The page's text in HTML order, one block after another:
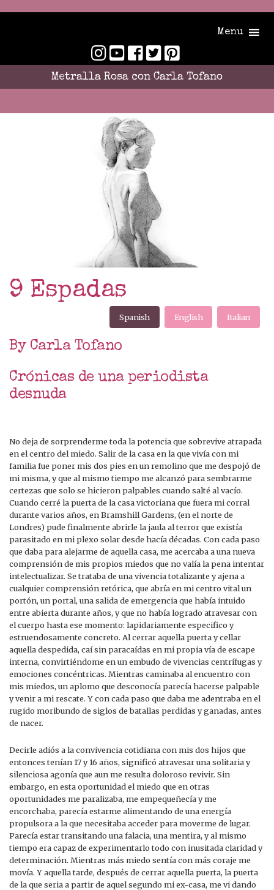
Menu
Metralla Rosa con Carla Tofano
9 Espadas
Spanish English Italian
By Carla Tofano
Crónicas de una periodista
desnuda
No deja de sorprenderme toda la potencia que sobrevive atrapada
en el centro del miedo. Salir de la casa en la que vivía con mi
familia fue poner mis dos pies en un remolino que me despojó de
mi misma, y que al mismo tiempo me alcanzó para sembrarme
certezas que solo se hicieron palpables cuando salté al vacío.
Cuando cerré la puerta de la casa victoriana que fuera mi corral
durante varios años, en Bramshill Gardens, (en el norte de
Londres) pude finalmente abrirle la jaula al terror que existía
parasitado en mi plexo solar desde hacía décadas. Con cada paso
que daba para alejarme de aquella casa, me acercaba a una nueva
comprensión de mis propios miedos que no valía la pena intentar
intelectualizar. Se trataba de una vivencia totalizante y ajena a
cualquier comprensión retórica, que abría en mi centro vital un
portón, un portal, una salida de emergencia que había intuido
entre abierta durante años, y que no había logrado atravesar con
el cuerpo hasta ese momento: lapidariamente especifico y
estruendosamente concreto. Al cerrar aquella puerta y cellar
aquella despedida, caí sin paracaídas en mi propia vía de escape
interna, convirtiéndome en un embudo de vivencias centrífugas y
emociones concéntricas. Mientras caminaba al encuentro con
mis miedos, un aplomo que desconocía parecía hacerse palpable
y venir a mi rescate. Y con cada paso que daba me adentraba en el
rugido moribundo de siglos de batallas perdidas y ganadas, antes
de nacer.
Decirle adiós a la convivencia cotidiana con mis dos hijos que
entonces tenían 17 y 16 años, significó atravesar una solitaria y
silenciosa agonía que aun me resulta doloroso revivir. Sin
embargo, en esta oportunidad el miedo que en otras
oportunidades me paralizaba, me empequeñecía y me
encorchaba, parecía estarme alimentando de una energía
propulsora a la que necesitaba acceder para moverme de lugar.
Parecía estar transitando una falacia, una mentira, y al mismo
tiempo era capaz de experimentarlo todo con inusitada claridad y
determinación. Mientras más miedo sentía con más coraje me
movía. Y aquella tarde, después de cerrar aquella puerta, la puerta
de la que seria a partir de aquel segundo mi ex-casa, me vi dando